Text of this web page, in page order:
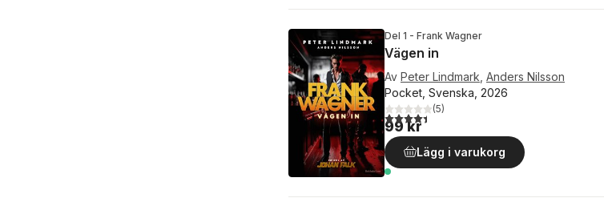
Del 1 - Frank Wagner
Vägen in
Av Peter Lindmark Anders Nilsson
Pocket, Svenska, 2026
4,4utav 5 stjärnor. Totalt antal röster:
(5)
99 kr
Lägg i varukorg